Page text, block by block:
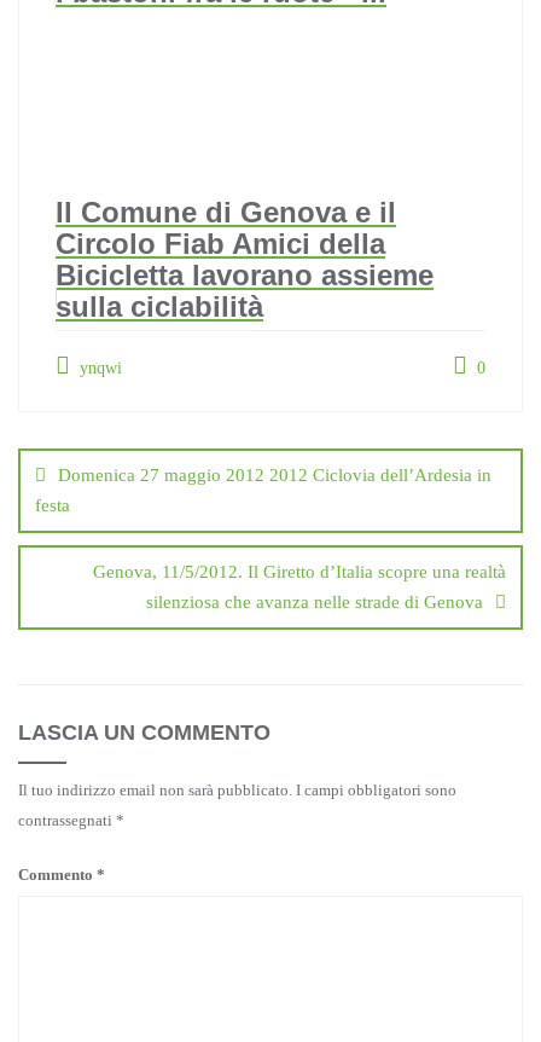
Il Comune di Genova e il
Circolo Fiab Amici della
Bicicletta lavorano assieme
sulla ciclabilità
ynqwi 0
articoli
Domenica 27 maggio 2012 2012 Ciclovia dell’Ardesia in
festa
Genova, 11/5/2012. Il Giretto d’Italia scopre una realtà
silenziosa che avanza nelle strade di Genova
LASCIA UN COMMENTO
Il tuo indirizzo email non sarà pubblicato. I campi obbligatori sono
contrassegnati *
Commento *